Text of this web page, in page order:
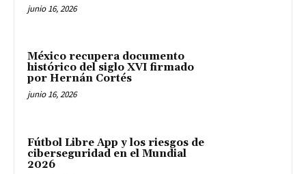
junio 16, 2026
México recupera documento
histórico del siglo XVI firmado
por Hernán Cortés
junio 16, 2026
Fútbol Libre App y los riesgos de
ciberseguridad en el Mundial
2026